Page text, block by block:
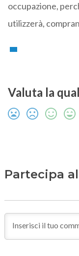
occupazione,
utilizzerà,
Valuta la
Partecipa